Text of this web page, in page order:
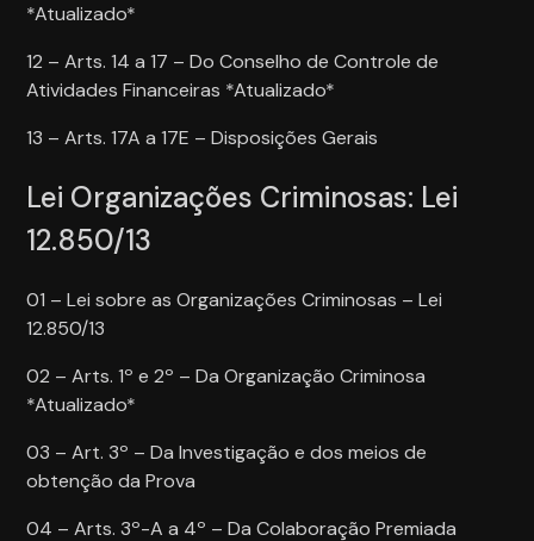
*Atualizado*
12 – Arts. 14 a 17 – Do Conselho de Controle de
Atividades Financeiras *Atualizado*
13 – Arts. 17A a 17E – Disposições Gerais
Lei Organizações Criminosas: Lei
12.850/13
01 – Lei sobre as Organizações Criminosas – Lei
12.850/13
02 – Arts. 1º e 2º – Da Organização Criminosa
*Atualizado*
03 – Art. 3º – Da Investigação e dos meios de
obtenção da Prova
04 – Arts. 3º-A a 4º – Da Colaboração Premiada